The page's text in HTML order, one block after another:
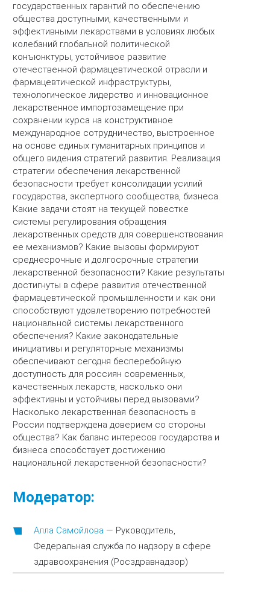
государственных гарантий по обеспечению
общества доступными, качественными и
эффективными лекарствами в условиях любых
колебаний глобальной политической
конъюнктуры, устойчивое развитие
отечественной фармацевтической отрасли и
фармацевтической инфраструктуры,
технологическое лидерство и инновационное
лекарственное импортозамещение при
сохранении курса на конструктивное
международное сотрудничество, выстроенное
на основе единых гуманитарных принципов и
общего видения стратегий развития. Реализация
стратегии обеспечения лекарственной
безопасности требует консолидации усилий
государства, экспертного сообщества, бизнеса.
Какие задачи стоят на текущей повестке
системы регулирования обращения
лекарственных средств для совершенствования
ее механизмов? Какие вызовы формируют
среднесрочные и долгосрочные стратегии
лекарственной безопасности? Какие результаты
достигнуты в сфере развития отечественной
фармацевтической промышленности и как они
способствуют удовлетворению потребностей
национальной системы лекарственного
обеспечения? Какие законодательные
инициативы и регуляторные механизмы
обеспечивают сегодня бесперебойную
доступность для россиян современных,
качественных лекарств, насколько они
эффективны и устойчивы перед вызовами?
Насколько лекарственная безопасность в
России подтверждена доверием со стороны
общества? Как баланс интересов государства и
бизнеса способствует достижению
национальной лекарственной безопасности?
Модератор:
Алла Самойлова — Руководитель,
Федеральная служба по надзору в сфере
здравоохранения (Росздравнадзор)